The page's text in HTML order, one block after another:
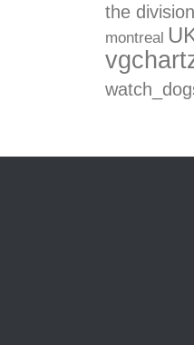
the division
montreal